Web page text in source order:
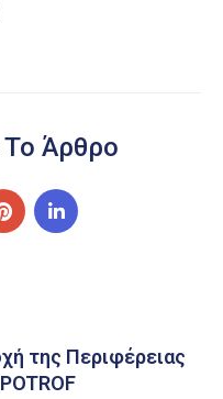
Άρθρο
της Περιφέρειας